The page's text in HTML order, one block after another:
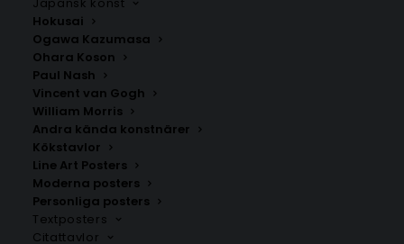
Hokusai
Ogawa Kazumasa
Ohara Koson
Paul Nash
Vincent van Gogh
William Morris
Andra kända konstnärer
Kökstavlor
Line Art Posters
Moderna posters
Personliga posters
Textposters
Citattavlor
Mumford & sons – Woman
Fr. 199.00 kr